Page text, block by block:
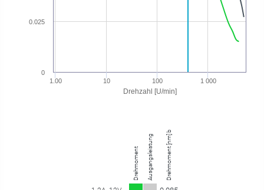
Drehzahl [U/min]
1.00 10 100 1 000
0
0.025
Drehmoment Ausgangsleistung Drehmoment [nm] bei 400.10 U/min